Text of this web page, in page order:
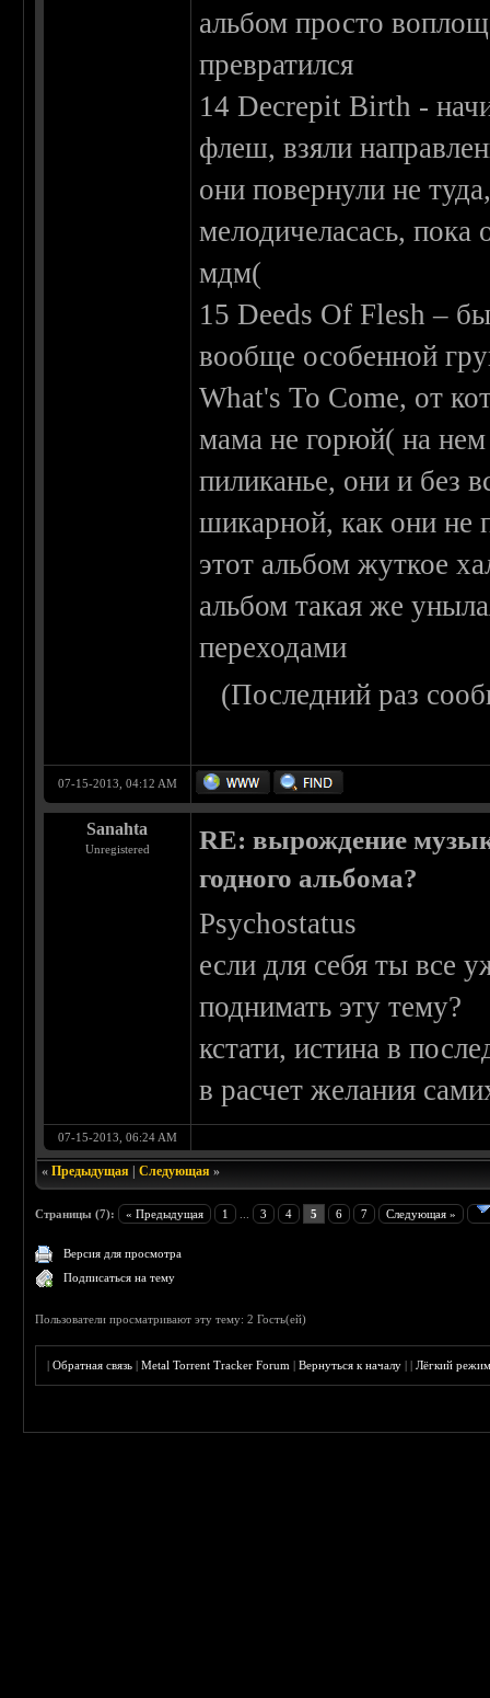
альбом просто
превратился
14 Decrepit Birth -
флеш, взяли
они повернули не
мелодичеласась, пока
мдм(
15 Deeds Of Flesh –
вообще особенной
What's To Come, от
мама не горюй( на
пиликанье, они и без
шикарной, как они не
этот альбом жуткое
альбом такая же
переходами
(Последний раз
07-15-2013, 04:12 AM
Sanahta
Unregistered
RE: вырождение
годного альбома?
Psychostatus
если для себя ты все
поднимать эту тему?
кстати, истина в
в расчет желания
07-15-2013, 06:24 AM
«Предыдущая |Следующая »
Страницы (7): « Предыдущая 1 3 4 5 6 7 Следующая »
Версия для просмотра
Подписаться на тему
Пользователи просматривают эту тему: 2 Гость(ей)
|Обратная связь |Metal Torrent Tracker Forum |Вернуться к началу ||Лёгкий